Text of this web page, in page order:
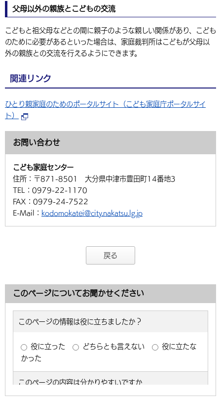
父母以外の親族とこどもの交流
こどもと祖父母などとの間に親子のような親しい関係があり、こども
のために必要があるといった場合は、家庭裁判所はこどもが父母以
外の親族との交流を行えるようにできます。
関連リンク
ひとり親家庭のためのポータルサイト（こども家庭庁ポータルサイ
ト）
お問い合わせ
こども家庭センター
住所： 〒871-8501 大分県中津市豊田町14番地3
TEL： 0979-22-1170
FAX： 0979-24-7522
E-Mail： kodomokatei@city.nakatsu.lg.jp
戻る
このページについてお聞かせください